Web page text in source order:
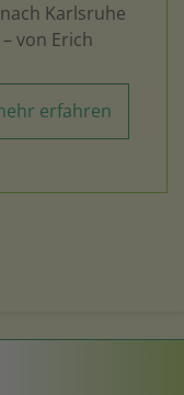
Karlsruhe
von Erich
erfahren